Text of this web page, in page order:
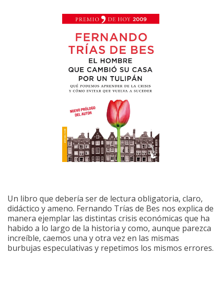
Un libro que debería ser de lectura obligatoria, claro,
didáctico y ameno. Fernando Trías de Bes nos explica de
manera ejemplar las distintas crisis económicas que ha
habido a lo largo de la historia y como, aunque parezca
increíble, caemos una y otra vez en las mismas
burbujas especulativas y repetimos los mismos errores.